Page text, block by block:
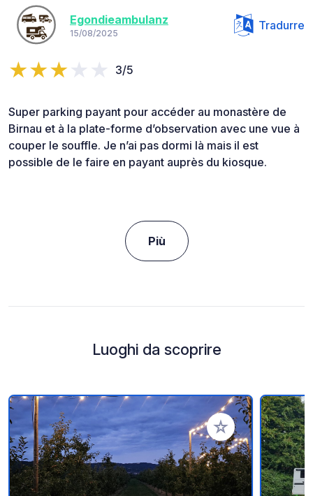
Egondieambulanz
15/08/2025
Tradurre
3/5
Super parking payant pour accéder au monastère de
Birnau et à la plate-forme d’observation avec une vue à
couper le souffle. Je n’ai pas dormi là mais il est
possible de le faire en payant auprès du kiosque.
Più
Luoghi da scoprire
Aggiungi ai tuoi